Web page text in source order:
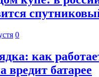
0
как
вредит батарее